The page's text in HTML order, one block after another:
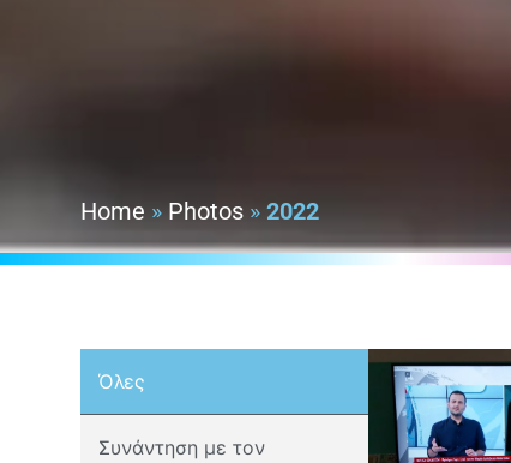
Home » Photos »2022
Όλες
Συνάντηση με τον